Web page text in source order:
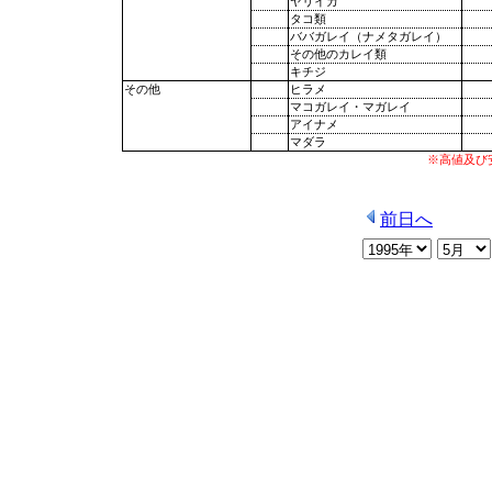
タコ類
ババガレイ（ナメタガレイ）
その他のカレイ類
キチジ
その他
ヒラメ
マコガレイ・マガレイ
アイナメ
マダラ
※高値及び
前日へ